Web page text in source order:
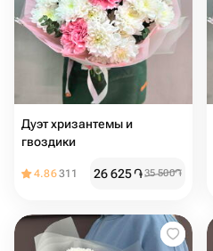
Дуэт хризантемы и
гвоздики
4.86311 26 625֏35 500֏